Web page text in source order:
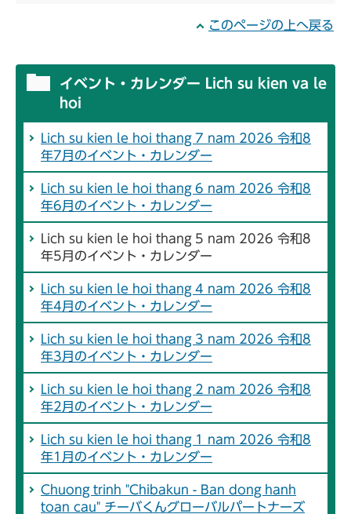
このページの上へ戻る
イベント・カレンダー Lich su kien va le
hoi
Lich su kien le hoi thang 7 nam 2026 令和8
年7月のイベント・カレンダー
Lich su kien le hoi thang 6 nam 2026 令和8
年6月のイベント・カレンダー
Lich su kien le hoi thang 5 nam 2026 令和8
年5月のイベント・カレンダー
Lich su kien le hoi thang 4 nam 2026 令和8
年4月のイベント・カレンダー
Lich su kien le hoi thang 3 nam 2026 令和8
年3月のイベント・カレンダー
Lich su kien le hoi thang 2 nam 2026 令和8
年2月のイベント・カレンダー
Lich su kien le hoi thang 1 nam 2026 令和8
年1月のイベント・カレンダー
Chuong trinh "Chibakun - Ban dong hanh
toan cau" チーバくんグローバルパートナーズ